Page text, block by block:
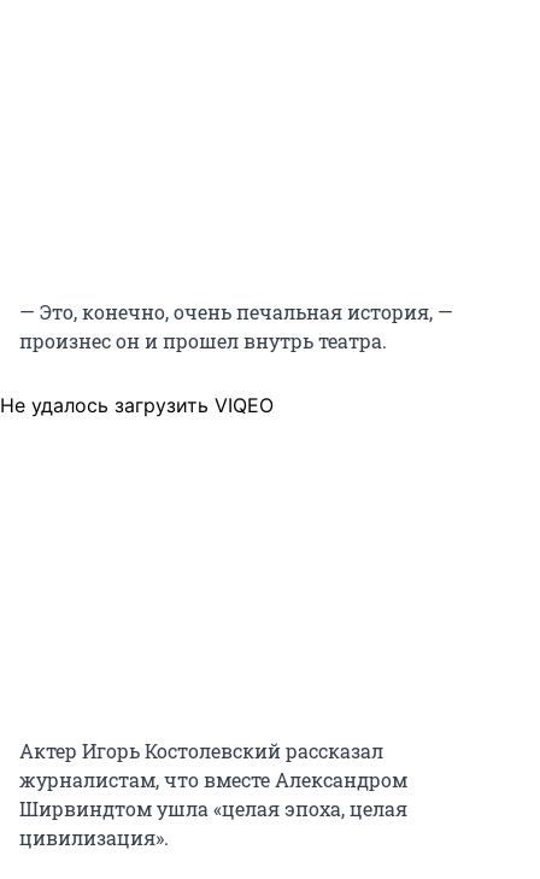
— Это, конечно, очень печальная история, —
произнес он и прошел внутрь театра.
Не удалось загрузить VIQEO
Актер Игорь Костолевский рассказал
журналистам, что вместе Александром
Ширвиндтом ушла «целая эпоха, целая
цивилизация».